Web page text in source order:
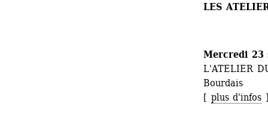
LES
Mercredi 23
L'ATELIER
Bourdais
[ plus d'infos